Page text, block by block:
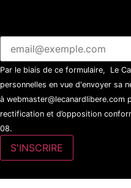
Par le biais de ce formulaire, Le
personnelles en vue d'envoyer sa
à webmaster@lecanardlibere.com
rectification et d’opposition
08.